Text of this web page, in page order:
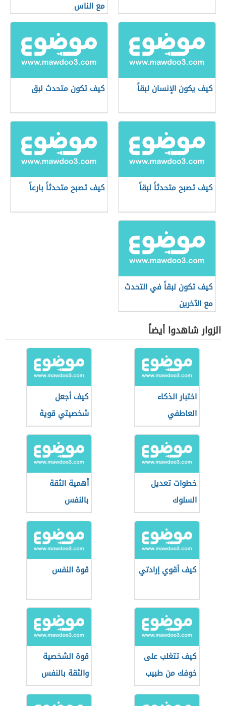
مع الناس
كيف يكون الإنسان لبقاً كيف تكون متحدث لبق
كيف تصبح متحدثاً لبقاً كيف تصبح متحدثاً بارعاً
كيف تكون لبقاً في التحدث
مع الآخرين
الزوار شاهدوا أيضاً
اختبار الذكاء
العاطفي
كيف أجعل
شخصيتي قوية
خطوات تعديل
السلوك
أهمية الثقة
بالنفس
كيف أقوي إرادتي قوة النفس
كيف تتغلب على
خوفك من طبيب
الأسنان
قوة الشخصية
والثقة بالنفس